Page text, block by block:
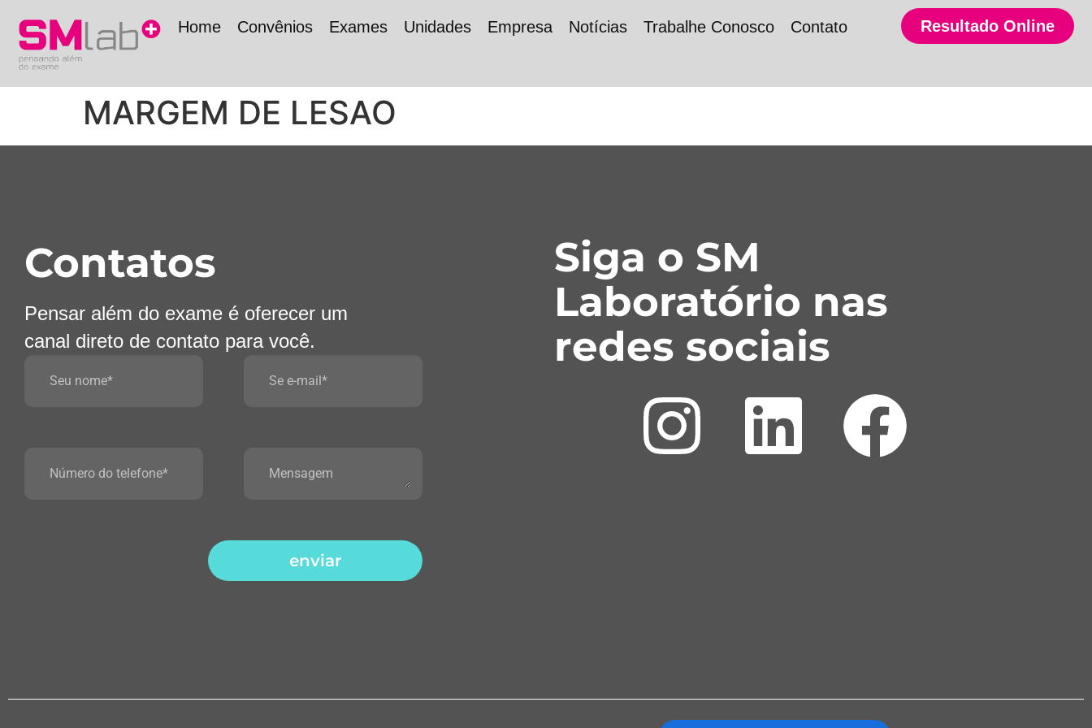
Home Convênios Exames Unidades Empresa Notícias Trabalhe Conosco Contato Resultado Online
MARGEM DE LESAO
Contatos
Pensar além do exame é oferecer um
canal direto de contato para você.
enviar
Siga o SM
Laboratório nas
redes sociais